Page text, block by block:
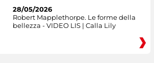
28/05/2026
Robert Mapplethorpe. Le forme della
bellezza - VIDEO LIS | Calla Lily